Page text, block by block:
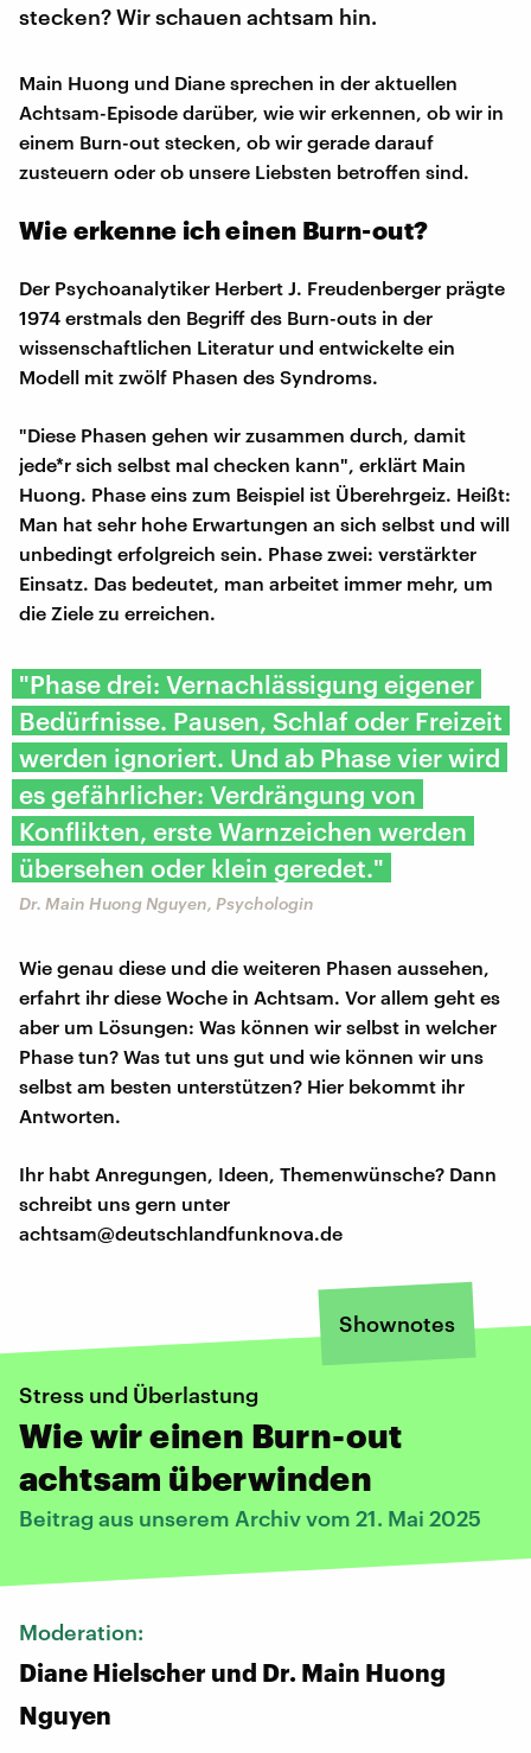
stecken? Wir schauen achtsam hin.
Main Huong und Diane sprechen in der aktuellen
Achtsam-Episode darüber, wie wir erkennen, ob wir in
einem Burn-out stecken, ob wir gerade darauf
zusteuern oder ob unsere Liebsten betroffen sind.
Wie erkenne ich einen Burn-out?
Der Psychoanalytiker Herbert J. Freudenberger prägte
1974 erstmals den Begriff des Burn-outs in der
wissenschaftlichen Literatur und entwickelte ein
Modell mit zwölf Phasen des Syndroms.
"Diese Phasen gehen wir zusammen durch, damit
jede*r sich selbst mal checken kann", erklärt Main
Huong. Phase eins zum Beispiel ist Überehrgeiz. Heißt:
Man hat sehr hohe Erwartungen an sich selbst und will
unbedingt erfolgreich sein. Phase zwei: verstärkter
Einsatz. Das bedeutet, man arbeitet immer mehr, um
die Ziele zu erreichen.
"Phase drei: Vernachlässigung eigener
Bedürfnisse. Pausen, Schlaf oder Freizeit
werden ignoriert. Und ab Phase vier wird
es gefährlicher: Verdrängung von
Konflikten, erste Warnzeichen werden
übersehen oder klein geredet."
Dr. Main Huong Nguyen, Psychologin
Wie genau diese und die weiteren Phasen aussehen,
erfahrt ihr diese Woche in Achtsam. Vor allem geht es
aber um Lösungen: Was können wir selbst in welcher
Phase tun? Was tut uns gut und wie können wir uns
selbst am besten unterstützen? Hier bekommt ihr
Antworten.
Ihr habt Anregungen, Ideen, Themenwünsche? Dann
schreibt uns gern unter
achtsam@deutschlandfunknova.de
Shownotes
Stress und Überlastung
Wie wir einen Burn-out
achtsam überwinden
Beitrag aus unserem Archiv vom 21. Mai 2025
Moderation:
Diane Hielscher und Dr. Main Huong
Nguyen